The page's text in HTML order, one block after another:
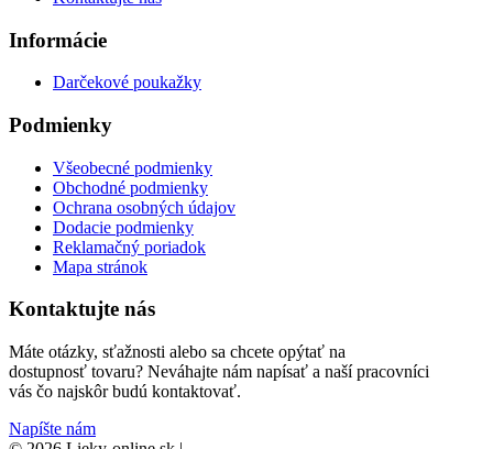
Informácie
Darčekové poukažky
Podmienky
Všeobecné podmienky
Obchodné podmienky
Ochrana osobných údajov
Dodacie podmienky
Reklamačný poriadok
Mapa stránok
Kontaktujte nás
Máte otázky, sťažnosti alebo sa chcete opýtať na
dostupnosť tovaru? Neváhajte nám napísať a naší pracovníci
vás čo najskôr budú kontaktovať.
Napíšte nám